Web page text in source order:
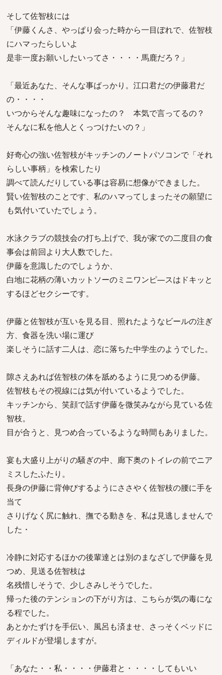
そして佐智枝には
「伊藤くんさ、やっぱり会った時から一目ぼれで、佐智枝
にハマったらしいよ
是非一度お願いしたいってさ・・・・馬鹿だろ？」
「最近あなた、そんな事ばっかり。江口君だの伊藤君だ
の・・・・
いつからそんな趣味になったの？ 本気で言ってるの？
そんなに私を他人とくっつけたいの？」
好奇心の強い佐智枝がキッチンのノートパソコンで「それ
らしい事柄」を検索したり
調べて読んだりしている事は容易に想像ができました。
賢い佐智枝のことです、私のハマってしまったその願望に
も気付いていたでしょう。
水泳クラブの競技会の打ち上げで、我が家での二度目の食
事会は前回より大人数でした。
伊藤を意識したのでしょうか、
白地に花柄の薄いカットソーのミニワンピ―スはドキッと
するほどセクシーです。
伊藤と佐智枝が互いを見る目、照れたようなビールの注ぎ
方、食器を洗い場に運び
楽しそうに話す二人は、恋に落ちた中学生のようでした。
隙さえあれば佐智枝の体を舐めるように見つめる伊藤。
佐智枝もその視線には気が付いているようでした。
キッチンから、笑顔で話す伊藤を微笑みながら見ている佐
智枝。
目が合うと、見つめ合っているような時間もありました。
宴も大盛り上がりの騒ぎの中、廊下奥のトイレの前でニア
ミスしたふたり。
長身の伊藤に背伸びするようにささやく佐智枝の腰に手を
当て
さりげなく尻に触れ、撫でる動きを、私は見逃しませんで
した・
冷静に対応するほかの後輩達とは別のまなざしで伊藤を見
つめ、見送る佐智枝は
名残惜しそうで、少しさみしそうでした。
帰った後のテンションの下がり方は、こちらが気の毒にな
る程でした。
あとかたずけを手伝い、風呂も済ませ、さっそくベッドに
ディルドが登場しますが。
「あなた・・私・・・・伊藤君と・・・・してもいい